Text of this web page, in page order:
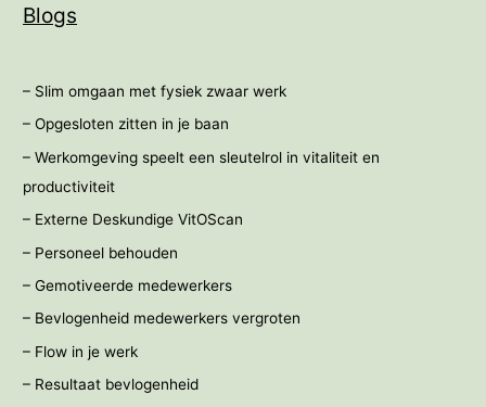
Blogs
– Slim omgaan met fysiek zwaar werk
– Opgesloten zitten in je baan
– Werkomgeving speelt een sleutelrol in vitaliteit en
productiviteit
– Externe Deskundige VitOScan
– Personeel behouden
– Gemotiveerde medewerkers
– Bevlogenheid medewerkers vergroten
– Flow in je werk
– Resultaat bevlogenheid